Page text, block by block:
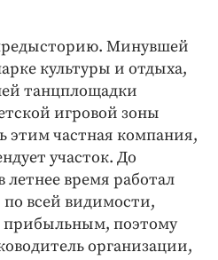
Минувшей
культуры и отдыха,
танцплощадки
игровой зоны
этим частная компания,
участок. До
летнее время работал
по всей видимости,
прибыльным, поэтому
организации,